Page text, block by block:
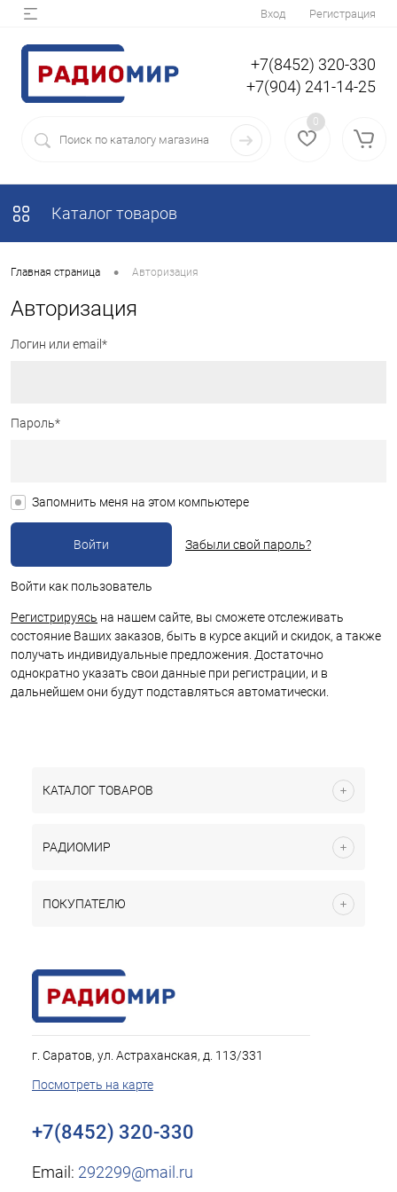
Вход Регистрация
+7(8452) 320-330
+7(904) 241-14-25
0
Каталог товаров
Главная страница • Авторизация
Авторизация
Логин или email*
Пароль*
Запомнить меня на этом компьютере
Забыли свой пароль?
Войти как пользователь
Регистрируясь на нашем сайте, вы сможете отслеживать
состояние Ваших заказов, быть в курсе акций и скидок, а также
получать индивидуальные предложения. Достаточно
однократно указать свои данные при регистрации, и в
дальнейшем они будут подставляться автоматически.
КАТАЛОГ ТОВАРОВ
РАДИОМИР
ПОКУПАТЕЛЮ
г. Саратов, ул. Астраханская, д. 113/331
Посмотреть на карте
+7(8452) 320-330
Email: 292299@mail.ru